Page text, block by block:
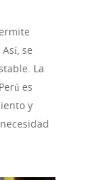
Así, se
La
es
y